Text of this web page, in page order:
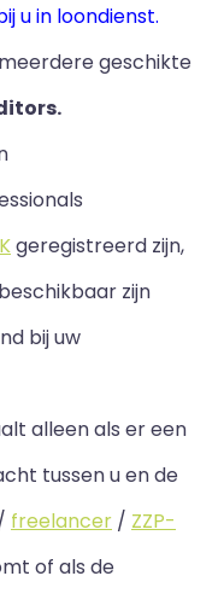
u in loondienst.
geschikte
geregistreerd zijn,
zijn
bij uw
alleen als er een
tussen u en de
freelancer / ZZP-
of als de